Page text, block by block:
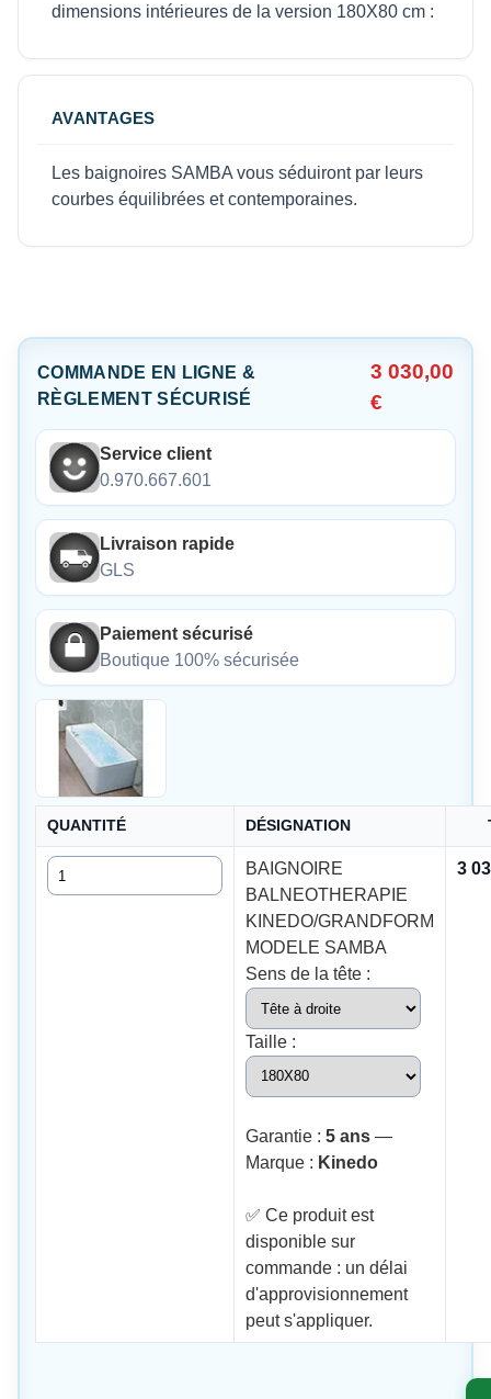
dimensions intérieures de la version 180X80 cm :
AVANTAGES
Les baignoires SAMBA vous séduiront par leurs
courbes équilibrées et contemporaines.
COMMANDE EN LIGNE &
RÈGLEMENT SÉCURISÉ
3 030,00
€
Service client
0.970.667.601
Livraison rapide
GLS
Paiement sécurisé
Boutique 100% sécurisée
QUANTITÉ DÉSIGNATION
Quantité
BAIGNOIRE
BALNEOTHERAPIE
KINEDO/GRANDFORM
MODELE SAMBA
Sens de la tête :
Taille :
Garantie : 5 ans—
Marque : Kinedo
✅ Ce produit est
disponible sur
commande : un délai
d'approvisionnement
peut s'appliquer.
3